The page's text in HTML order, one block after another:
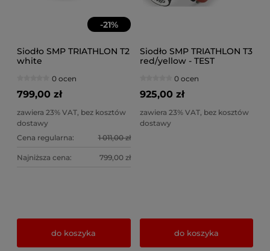
-21%
Siodło SMP TRIATHLON T2
white
0 ocen
799,00 zł
zawiera 23% VAT, bez kosztów
dostawy
Cena regularna:
1 011,00 zł
Najniższa cena: 799,00 zł
do koszyka
Siodło SMP TRIATHLON T3
red/yellow - TEST
0 ocen
925,00 zł
zawiera 23% VAT, bez kosztów
dostawy
do koszyka